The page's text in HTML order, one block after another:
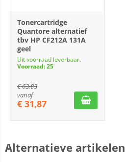
Tonercartridge
Quantore alternatief
tbv HP CF212A 131A
geel
Uit voorraad leverbaar.
Voorraad: 25
€63,83
vanaf
€ 31,87
Alternatieve artikelen